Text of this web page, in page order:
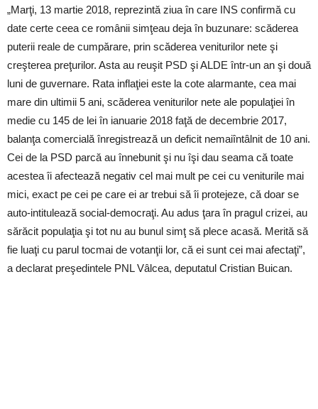
„Marţi, 13 martie 2018, reprezintă ziua în care INS confirmă cu
date certe ceea ce românii simţeau deja în buzunare: scăderea
puterii reale de cumpărare, prin scăderea veniturilor nete şi
creşterea preţurilor. Asta au reuşit PSD şi ALDE într-un an şi două
luni de guvernare. Rata inflaţiei este la cote alarmante, cea mai
mare din ultimii 5 ani, scăderea veniturilor nete ale populaţiei în
medie cu 145 de lei în ianuarie 2018 faţă de decembrie 2017,
balanţa comercială înregistrează un deficit nemaiîntâlnit de 10 ani.
Cei de la PSD parcă au înnebunit şi nu îşi dau seama că toate
acestea îi afectează negativ cel mai mult pe cei cu veniturile mai
mici, exact pe cei pe care ei ar trebui să îi protejeze, că doar se
auto-intitulează social-democraţi. Au adus ţara în pragul crizei, au
sărăcit populaţia şi tot nu au bunul simţ să plece acasă. Merită să
fie luaţi cu parul tocmai de votanţii lor, că ei sunt cei mai afectaţi”,
a declarat preşedintele PNL Vâlcea, deputatul Cristian Buican.